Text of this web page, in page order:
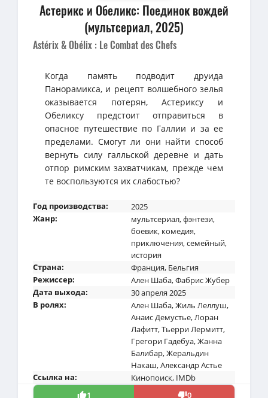
Астерикс и Обеликс: Поединок вождей
(мультсериал, 2025)
Astérix & Obélix : Le Combat des Chefs
Когда память подводит друида
Панорамикса, и рецепт волшебного зелья
оказывается потерян, Астериксу и
Обеликсу предстоит отправиться в
опасное путешествие по Галлии и за ее
пределами. Смогут ли они найти способ
вернуть силу галльской деревне и дать
отпор римским захватчикам, прежде чем
те воспользуются их слабостью?
Год производства:
2025
Жанр:
мультсериал,фэнтези,
боевик, комедия,
приключения,семейный,
история
Страна:
Франция, Бельгия
Режиссер:
Ален Шаба,Фабрис Жубер
Дата выхода:
30 апреля 2025
В ролях:
Ален Шаба,Жиль Леллуш,
Анаис Демустье,Лоран
Лафитт,Тьерри Лермитт,
Грегори Гадебуа,Жанна
Балибар,Жеральдин
Накаш,Александр Астье
Ссылка на:
Кинопоиск, IMDb
1
0